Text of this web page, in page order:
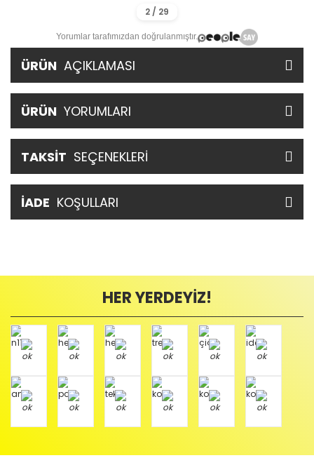
Yorumlar tarafımızdan doğrulanmıştır.
ÜRÜN AÇIKLAMASI
ÜRÜN YORUMLARI
TAKSİT SEÇENEKLERİ
İADE KOŞULLARI
HER YERDEYİZ!